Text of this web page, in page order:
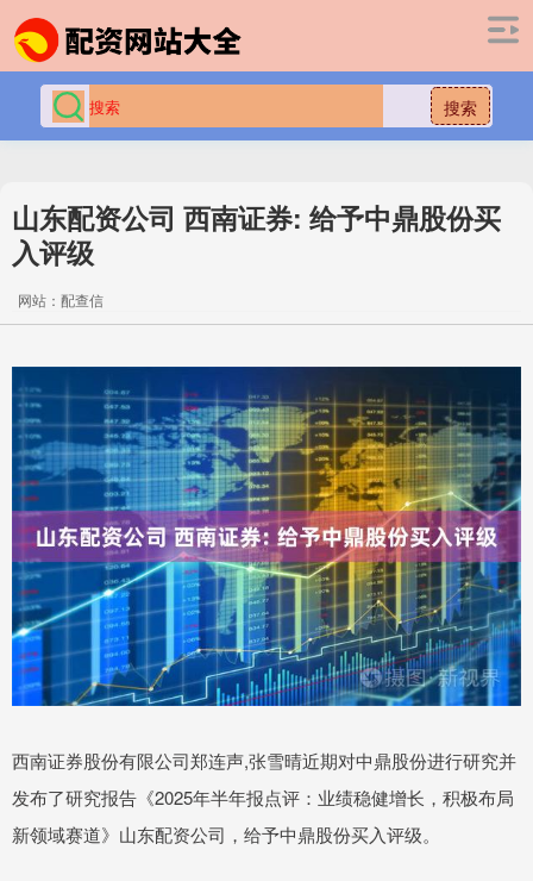
搜索
山东配资公司 西南证券: 给予中鼎股份买
入评级
网站：配查信
西南证券股份有限公司郑连声,张雪晴近期对中鼎股份进行研究并
发布了研究报告《2025年半年报点评：业绩稳健增长，积极布局
新领域赛道》山东配资公司，给予中鼎股份买入评级。